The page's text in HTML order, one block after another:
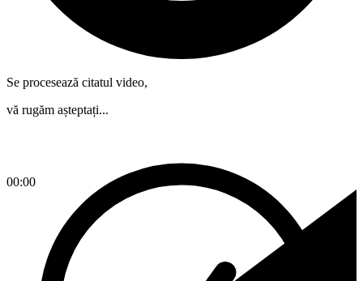
00:00
Se procesează citatul video,
vă rugăm așteptați...